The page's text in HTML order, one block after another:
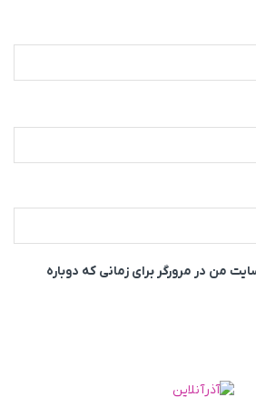
من در مرورگر برای زمانی که دوباره